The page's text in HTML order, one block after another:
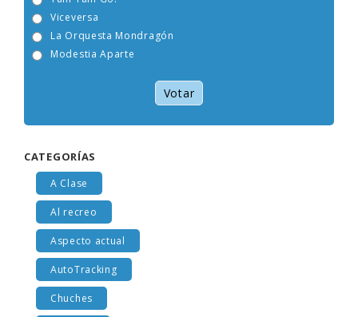
La Orquesta Mondragón
Modestia Aparte
Votar
A Clase
Al recreo
Aspecto actual
AutoTracking
Chuches